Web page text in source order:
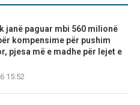
janë paguar mbi 560 milionë
kompensime për pushim
pjesa më e madhe për lejet e
15:52